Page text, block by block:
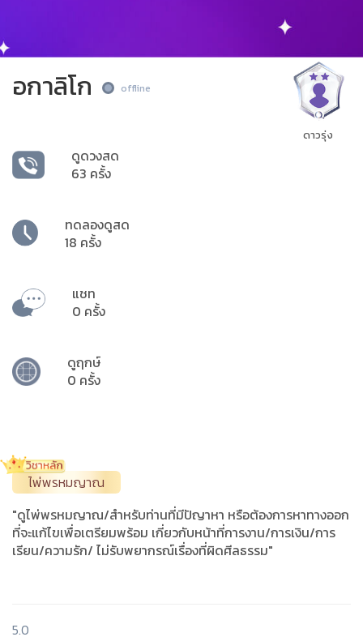
อกาลิโก offline
ดูดวงสด
63 ครั้ง
ทดลองดูสด
18 ครั้ง
แชท
0 ครั้ง
ดูฤกษ์
0 ครั้ง
ดาวรุ่ง
ไพ่พรหมญาณ
"ดูไพ่พรหมญาณ/สำหรับท่านที่มีปัญาหา หรือต้องการหาทางออก
ที่จะแก้ไขเพื่อเตรียมพร้อม เกี่ยวกับหน้าที่การงาน/การเงิน/การ
เรียน/ความรัก/ ไม่รับพยากรณ์เรื่องที่ผิดศีลธรรม"
5.0